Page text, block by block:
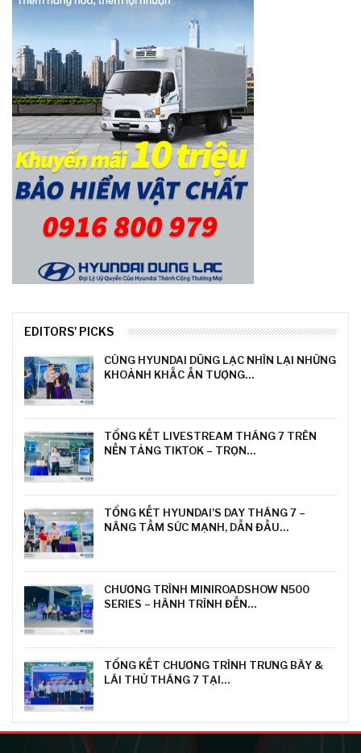
EDITORS' PICKS
CÙNG HYUNDAI DŨNG LẠC NHÌN LẠI NHỮNG
KHOẢNH KHẮC ẤN TƯỢNG…
TỔNG KẾT LIVESTREAM THÁNG 7 TRÊN
NỀN TẢNG TIKTOK – TRỌN…
TỔNG KẾT HYUNDAI’S DAY THÁNG 7 –
NÂNG TẦM SỨC MẠNH, DẪN ĐẦU…
CHƯƠNG TRÌNH MINIROADSHOW N500
SERIES – HÀNH TRÌNH ĐẾN…
TỔNG KẾT CHƯƠNG TRÌNH TRƯNG BÀY &
LÁI THỬ THÁNG 7 TẠI…